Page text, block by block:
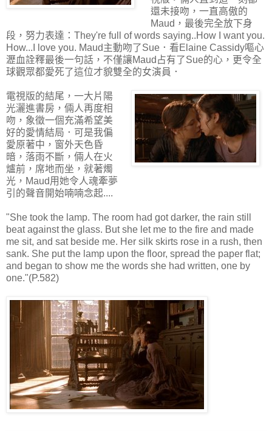
還未接吻，一直高傲的
Maud，最後完全放下身
段，努力表達：They're full of words saying..How I want you.
How...I love you. Maud主動吻了Sue．看Elaine Cassidy嘔心
瀝血詮釋最後一句話，不僅讓Maud占有了Sue的心，更令全
球觀眾都愛死了這位才貌雙全的女演員．
電視版的結尾，一大片陽
光灑進書房，倆人再度相
吻，象徵一個充滿希望美
好的愛情結局．可是我偏
愛原著中，窗外天色昏
暗，落雨不斷，倆人在火
爐前，席地而坐，就著燭
光，Maud用她令人魂牽夢
引的聲音開始喃喃念起....
"She took the lamp. The room had got darker, the rain still
beat against the glass. But she let me to the fire and made
me sit, and sat beside me. Her silk skirts rose in a rush, then
sank. She put the lamp upon the floor, spread the paper flat;
and began to show me the words she had written, one by
one."(P.582)